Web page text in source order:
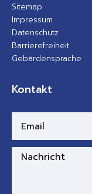
Sitemap
Impressum
Datenschutz
Barrierefreiheit
Gebärdensprache
Kontakt